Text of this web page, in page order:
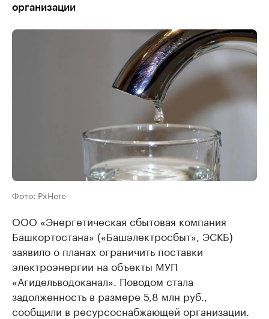
организации
Фото: PxHere
ООО «Энергетическая сбытовая компания
Башкортостана» («Башэлектросбыт», ЭСКБ)
заявило о планах ограничить поставки
электроэнергии на объекты МУП
«Агидельводоканал». Поводом стала
задолженность в размере 5,8 млн руб.,
сообщили в ресурсоснабжающей организации.